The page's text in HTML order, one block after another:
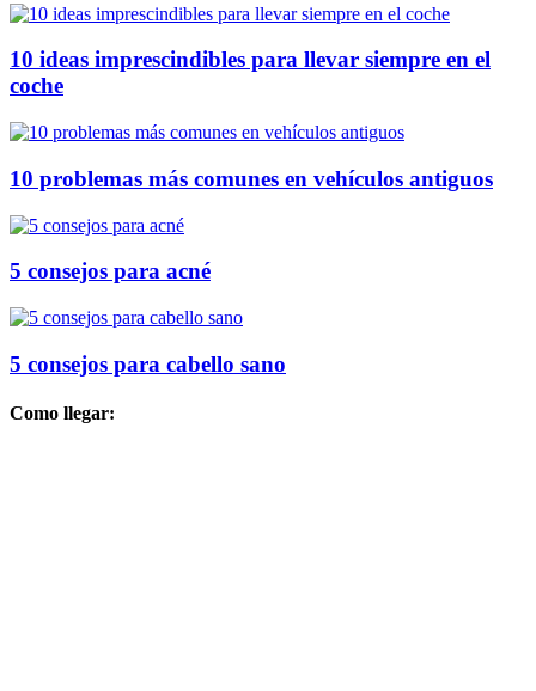
10 ideas imprescindibles para llevar siempre en el
coche
10 problemas más comunes en vehículos antiguos
5 consejos para acné
5 consejos para cabello sano
Como llegar: